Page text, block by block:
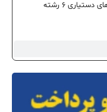
هشدار درباره آینده پزشکی ایران؛ صندلی‌های دستیاری ۶ رشته